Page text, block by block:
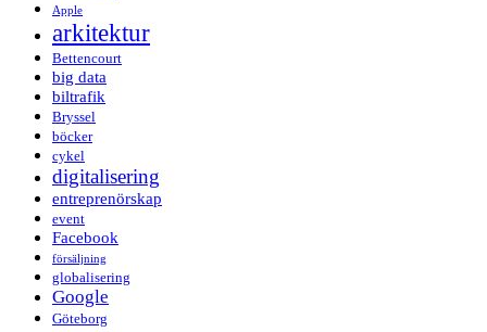
Apple
arkitektur
Bettencourt
big data
biltrafik
Bryssel
böcker
cykel
digitalisering
entreprenörskap
event
Facebook
försäljning
globalisering
Google
Göteborg